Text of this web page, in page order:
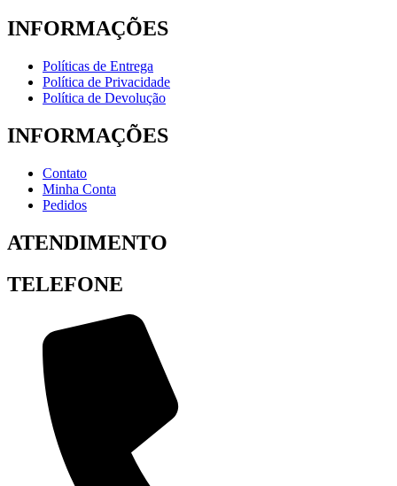
INFORMAÇÕES
Políticas de Entrega
Política de Privacidade
Política de Devolução
INFORMAÇÕES
Contato
Minha Conta
Pedidos
ATENDIMENTO
TELEFONE